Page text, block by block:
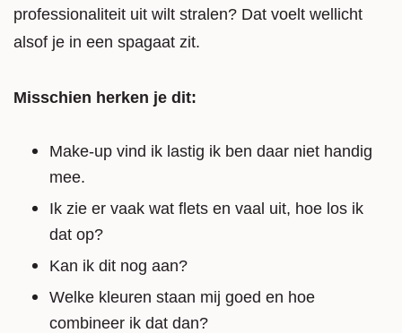
professionaliteit uit wilt stralen? Dat voelt wellicht
alsof je in een spagaat zit.
Misschien herken je dit:
Make-up vind ik lastig ik ben daar niet handig
mee.
Ik zie er vaak wat flets en vaal uit, hoe los ik
dat op?
Kan ik dit nog aan?
Welke kleuren staan mij goed en hoe
combineer ik dat dan?